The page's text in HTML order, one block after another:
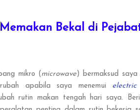
Bekal di
mikro ( microwave) bermaksud saya
apabila saya menemui
rutin makan tengah hari saya.